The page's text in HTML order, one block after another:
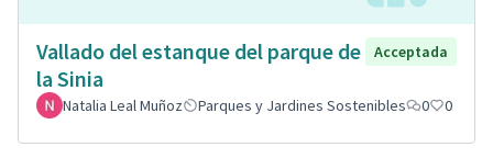
Vallado del estanque del parque de
la Sinia
Acceptada
Natalia Leal Muñoz Parques y Jardines Sostenibles 0 0